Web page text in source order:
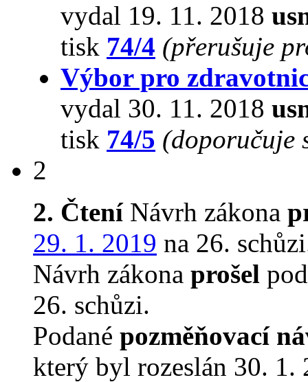
vydal 19. 11. 2018
tisk 74/4 (přerušuje
Výbor pro
vydal 30. 11. 2018
tisk 74/5 (doporučuje
2
2. ČteníNávrh zákona
29. 1. 2019 na 26.
Návrh zákona prošel
26. schůzi.
Podané pozměňovací
který byl rozeslán 30. 1.